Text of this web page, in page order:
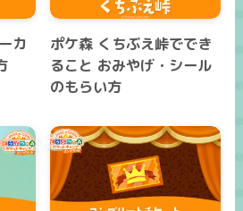
カ
ポケ森 くちぶえ峠ででき
ること おみやげ・シール
のもらい方